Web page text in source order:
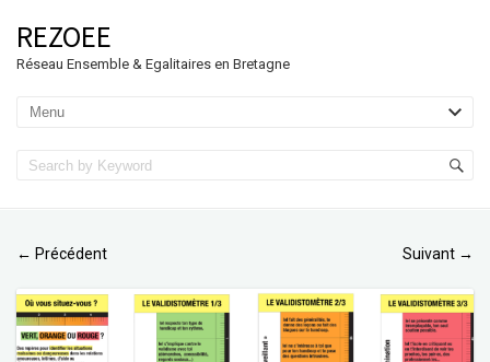
REZOEE
Réseau Ensemble & Egalitaires en Bretagne
← Précédent Suivant →